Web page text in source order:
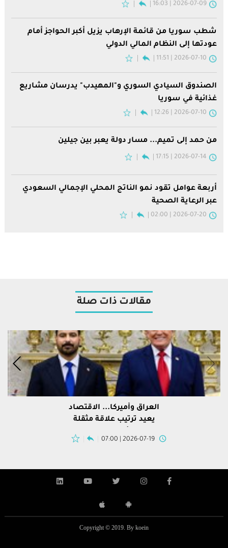
2026-07-09 | 16:03
شطب سوريا من قائمة الإرهاب يزيل أكبر الحواجز أمام
عودتها إلى النظام المالي الدولي
2026-07-10 | 11:51
الصندوق السيادي السوري و"المهيدب" يدرسان مشاريع
غذائية في سوريا
2026-07-10 | 12:26
من حمد إلى تميم... مسار دولة يعبر بين جيلين
2026-07-14 | 17:15
أربعة عوامل تقود نمو الناتج المحلي الإجمالي السعودي
عبر الرعاية الصحية
2026-07-20 | 02:00
مقالات ذات صلة
العراق وأميركا... الاقتصاد
يعيد ترتيب علاقة مثقلة
2026-07-19 | 07:00
Copyright © 2019. By koein